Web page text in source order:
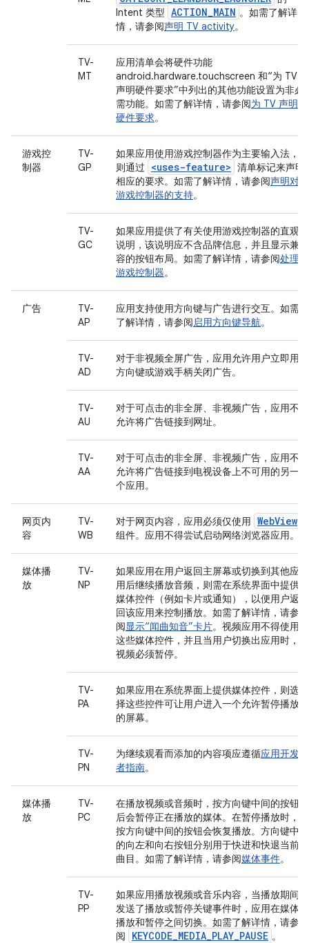
Intent 类型 ACTION_MAIN 。如需了解详
情，请参阅声明 TV activity。
TV-
MT
应用清单会将硬件功能
android.hardware.touchscreen 和“为 TV
声明硬件要求”中列出的其他功能设置为非必
需功能。如需了解详情，请参阅为 TV 声明
硬件要求。
游戏控
制器
TV-
GP
如果应用使用游戏控制器作为主要输入法，
则通过
<uses-feature> 清单标记来声明
相应的要求。如需了解详情，请参阅声明对
游戏控制器的支持。
TV-
GC
如果应用提供了有关使用游戏控制器的直观
说明，该说明应不含品牌信息，并且显示兼
容的按钮布局。如需了解详情，请参阅处理
游戏控制器。
广告
TV-
AP
应用支持使用方向键与广告进行交互。如需
了解详情，请参阅启用方向键导航。
TV-
AD
对于非视频全屏广告，应用允许用户立即用
方向键或游戏手柄关闭广告。
TV-
AU
对于可点击的非全屏、非视频广告，应用不
允许将广告链接到网址。
TV-
AA
对于可点击的非全屏、非视频广告，应用不
允许将广告链接到电视设备上不可用的另一
个应用。
网页内
容
TV-
WB
对于网页内容，应用必须仅使用 WebView
组件。应用不得尝试启动网络浏览器应用。
媒体播
放
TV-
NP
如果应用在用户返回主屏幕或切换到其他应
用后继续播放音频，则需在系统界面中提供
媒体控件（例如卡片或通知），以便用户返
回该应用来控制播放。如需了解详情，请参
阅显示“闻曲知音”卡片。视频应用不得使用
这些媒体控件，并且当用户切换出应用时，
视频必须暂停。
TV-
PA
如果应用在系统界面上提供媒体控件，则选
择这些控件可让用户进入一个允许暂停播放
的屏幕。
TV-
PN
为继续观看而添加的内容项应遵循应用开发
者指南。
媒体播
放
TV-
PC
在播放视频或音频时，按方向键中间的按钮
后会暂停正在播放的媒体。在暂停播放时，
按方向键中间的按钮会恢复播放。方向键中
的向左和向右按钮分别用于快进和快退当前
曲目。如需了解详情，请参阅媒体事件。
TV-
PP
如果应用播放视频或音乐内容，当播放期间
发送了播放或暂停关键事件时，应用在媒体
播放和暂停之间切换。如需了解详情，请参
阅
KEYCODE_MEDIA_PLAY_PAUSE 。